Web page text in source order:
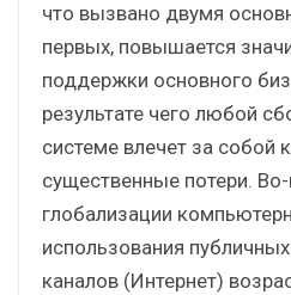
что вызвано двумя
первых, повышается
поддержки основного
результате чего любой
системе влечет за собой
существенные потери.
глобализации
использования
каналов (Интернет)